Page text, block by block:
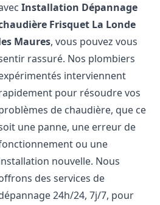
Installation Dépannage
Frisquet La Londe
Maures, vous pouvez vous
rassuré. Nos plombiers
interviennent
pour résoudre vos
de chaudière, que ce
une panne, une erreur de
ou une
nouvelle. Nous
des services de
24h/24, 7j/7, pour